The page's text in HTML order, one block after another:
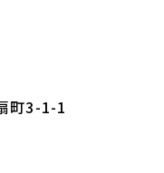
町3-1-1